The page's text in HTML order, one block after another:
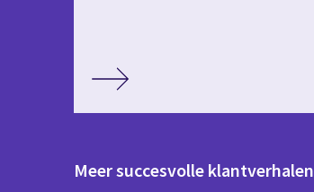
Meer succesvolle klantverhalen